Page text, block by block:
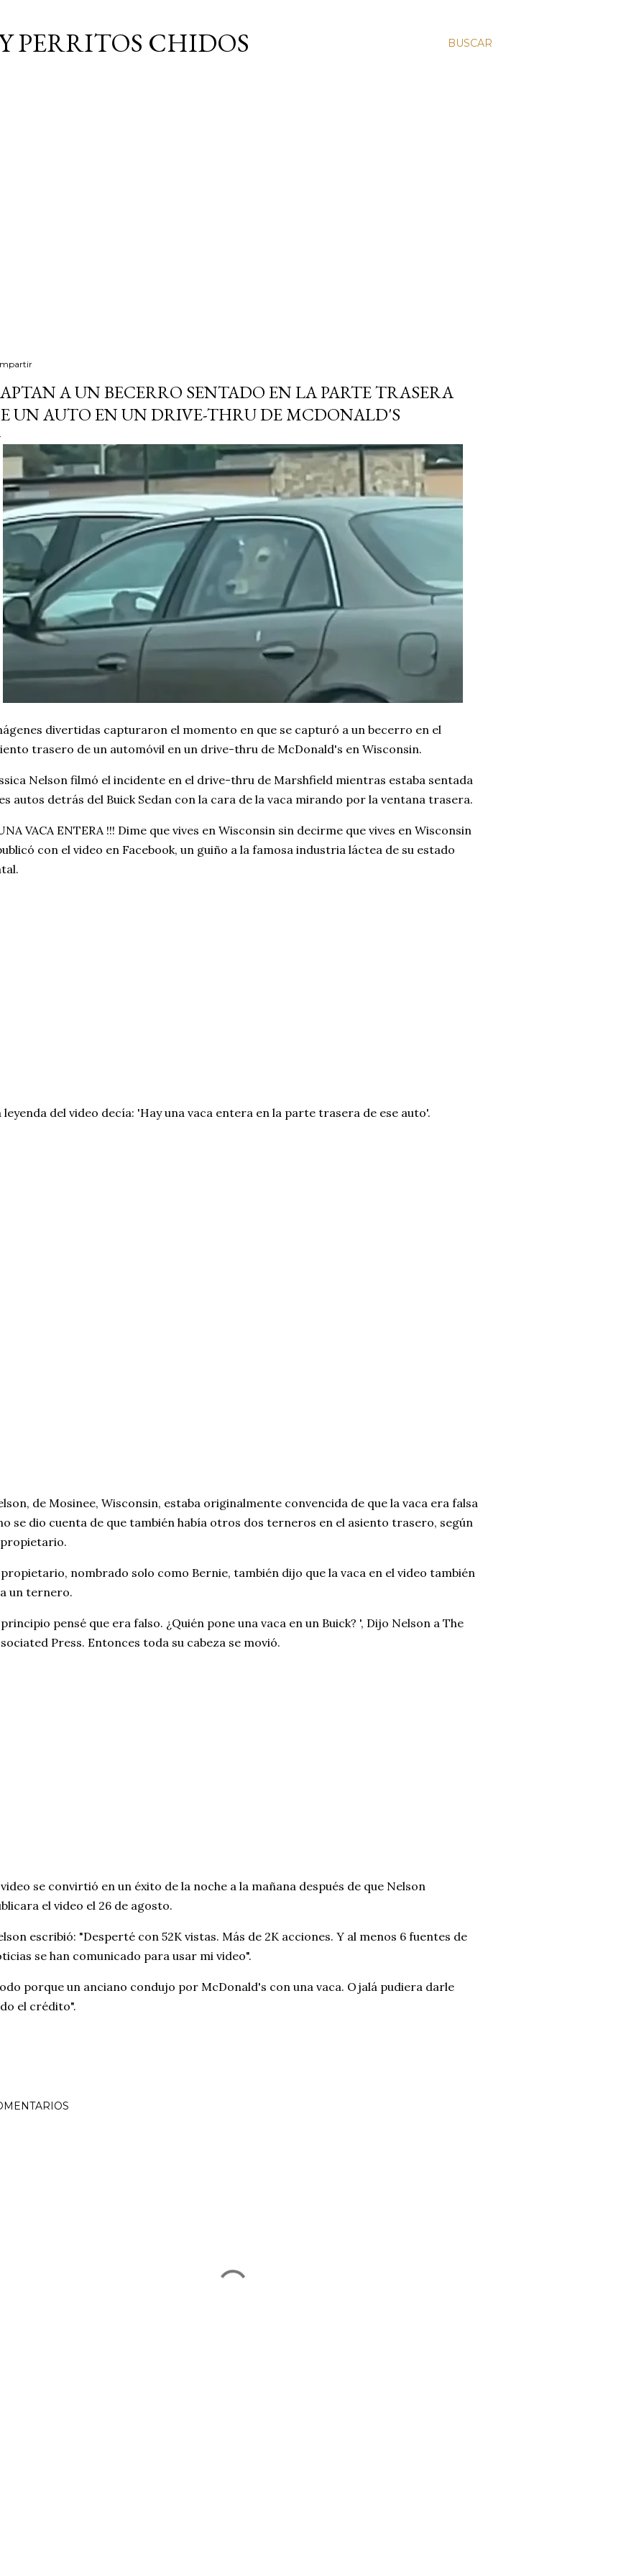
BUSCAR
PERRITOS CHIDOS
A UN BECERRO SENTADO EN LA PARTE TRASERA
UN AUTO EN UN DRIVE-THRU DE MCDONALD'S
divertidas capturaron el momento en que se capturó a un becerro en el
trasero de un automóvil en un drive-thru de McDonald's en Wisconsin.
Nelson filmó el incidente en el drive-thru de Marshfield mientras estaba sentada
autos detrás del Buick Sedan con la cara de la vaca mirando por la ventana trasera.
VACA ENTERA !!! Dime que vives en Wisconsin sin decirme que vives en Wisconsin
con el video en Facebook, un guiño a la famosa industria láctea de su estado
leyenda del video decía: 'Hay una vaca entera en la parte trasera de ese auto'.
de Mosinee, Wisconsin, estaba originalmente convencida de que la vaca era falsa
se dio cuenta de que también había otros dos terneros en el asiento trasero, según
nombrado solo como Bernie, también dijo que la vaca en el video también
un ternero.
pensé que era falso. ¿Quién pone una vaca en un Buick? ', Dijo Nelson a The
Press. Entonces toda su cabeza se movió.
se convirtió en un éxito de la noche a la mañana después de que Nelson
el video el 26 de agosto.
escribió: "Desperté con 52K vistas. Más de 2K acciones. Y al menos 6 fuentes de
se han comunicado para usar mi video".
porque un anciano condujo por McDonald's con una vaca. Ojalá pudiera darle
el crédito".